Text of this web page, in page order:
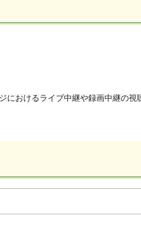
おけるライブ中継や録画中継の視